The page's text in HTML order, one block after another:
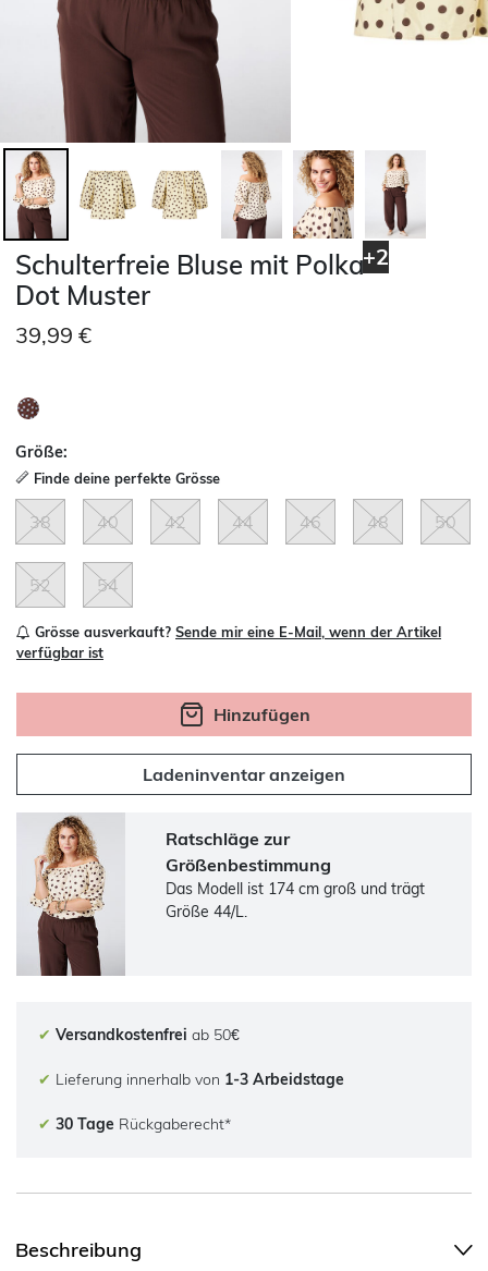
+2
Schulterfreie Bluse mit Polka
Dot Muster
39,99 €
Größe:
Finde deine perfekte Grösse
38 40 42 44 46 48 50
52 54
Grösse ausverkauft? Sende mir eine E-Mail, wenn der Artikel
verfügbar ist
Hinzufügen
Ladeninventar anzeigen
Ratschläge zur
Größenbestimmung
Das Modell ist 174 cm groß und trägt
Größe 44/L.
✔ Versandkostenfrei ab 50€
✔ Lieferung innerhalb von 1-3 Arbeidstage
✔ 30 Tage Rückgaberecht*
Beschreibung